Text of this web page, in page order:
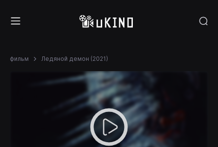
фильм Ледяной демон (2021)